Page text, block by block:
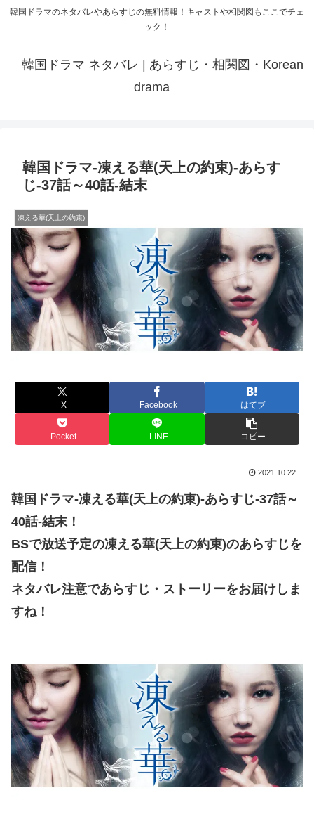
韓国ドラマのネタバレやあらすじの無料情報！キャストや相関図もここでチェ
ック！
韓国ドラマ ネタバレ | あらすじ・相関図・Korean
drama
韓国ドラマ-凍える華(天上の約束)-あらす
じ-37話～40話-結末
凍える華(天上の約束)
X Facebook はてブ
Pocket LINE コピー
2021.10.22
韓国ドラマ-凍える華(天上の約束)-あらすじ-37話～
40話-結末！
BSで放送予定の凍える華(天上の約束)のあらすじを
配信！
ネタバレ注意であらすじ・ストーリーをお届けしま
すね！